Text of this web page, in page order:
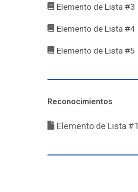
Elemento de Lista #3
Elemento de Lista #4
Elemento de Lista #5
Reconocimientos
Elemento de Lista #1